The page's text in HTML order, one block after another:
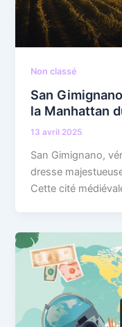
Non classé
San
la Manhattan
13 avril 2025
San Gimignano,
dresse
Cette cité